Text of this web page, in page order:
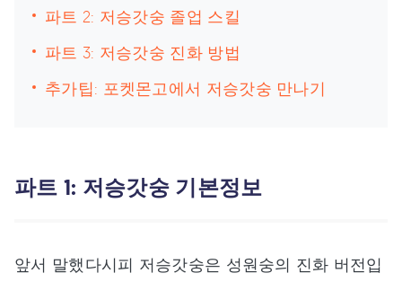
파트 2: 저승갓숭 졸업 스킬
파트 3: 저승갓숭 진화 방법
추가팁: 포켓몬고에서 저승갓숭 만나기
파트 1: 저승갓숭 기본정보
앞서 말했다시피 저승갓숭은 성원숭의 진화 버전입